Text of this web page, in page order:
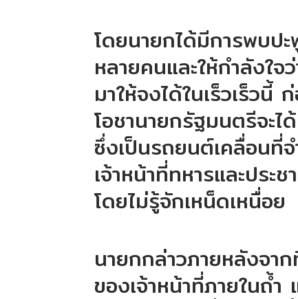
โดยนายกได้มีการพบป
หลายคนและให้กำลังใจ
มาให้จงได้ในเร็วเร็วนี้
โอชานายกรัฐมนตรีจะไ
ซึ่งเป็นรถยนต์เคลื่อนที่
เจ้าหน้าที่ทหารและประ
โดยไม่รู้จักเหน็ดเหนื่อย
นายกกล่าวภายหลังจา
ของเจ้าหน้าที่ภายในถ้